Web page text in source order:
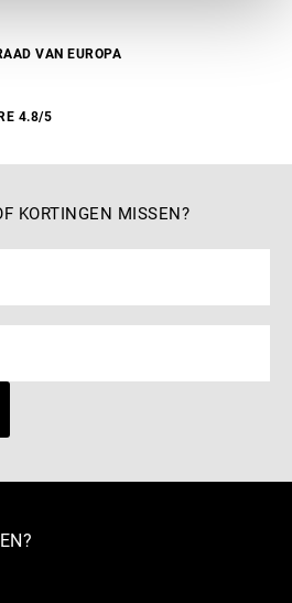
VAN EUROPA
4.8/5
KORTINGEN MISSEN?